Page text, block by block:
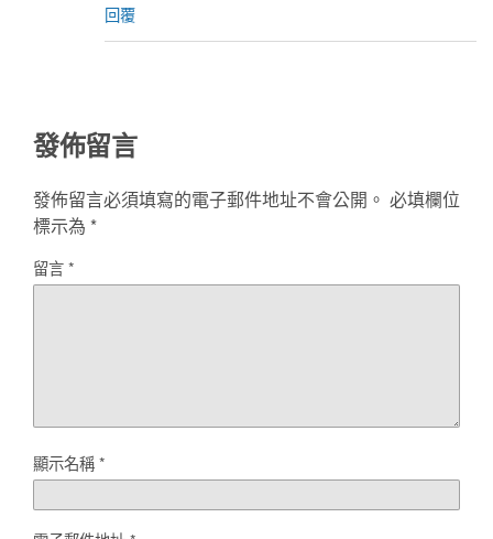
回覆
發佈留言
發佈留言必須填寫的電子郵件地址不會公開。 必填欄位
標示為 *
留言*
顯示名稱*